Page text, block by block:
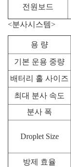
전원보드
<분사시스템>
용 량
기본 운용 중량
배터리 홀 사이즈
최대 분사 속도
분사 폭
Droplet Size
방제 효율